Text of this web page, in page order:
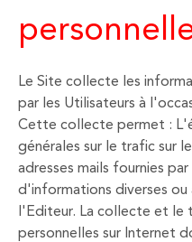
Le Site collecte les
par les Utilisateurs à
Cette collecte permet :
générales sur le trafic sur
adresses mails fournies
d'informations diverses ou
l'Editeur. La collecte et le
personnelles sur Internet